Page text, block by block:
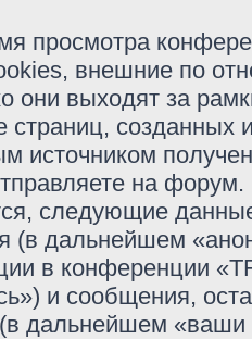
просмотра
внешние по
они выходят за
страниц,
источником
на
следующие
(в дальнейшем
в конференции
и сообщения,
(в дальнейшем